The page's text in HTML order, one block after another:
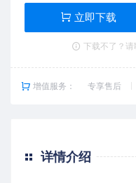
立即下载
下载不了？请
增值服务： 专享售后
详情介绍